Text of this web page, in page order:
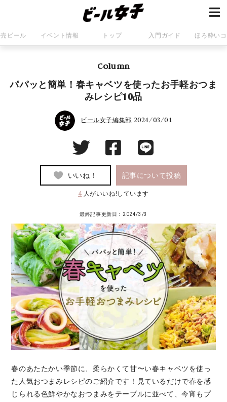
ビール イベント情報 トップ 入門ガイド ほろ酔い
Column
パパッと簡単！春キャベツを使ったお手軽おつま
みレシピ10品
ビール女子編集部 2024/03/01
いいね！ 記事について投稿
4 人がいいね!しています
最終記事更新日：2024/3/3
春のあたたかい季節に、柔らかくて甘〜い春キャベツを使っ
た人気おつまみレシピのご紹介です！見ているだけで春を感
じられる色鮮やかなおつまみをテーブルに並べて、今宵もプ